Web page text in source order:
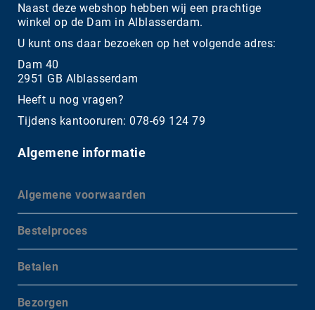
Naast deze webshop hebben wij een prachtige
winkel op de Dam in Alblasserdam.
U kunt ons daar bezoeken op het volgende adres:
Dam 40
2951 GB Alblasserdam
Heeft u nog vragen?
Tijdens kantooruren: 078-69 124 79
Algemene informatie
Algemene voorwaarden
Bestelproces
Betalen
Bezorgen